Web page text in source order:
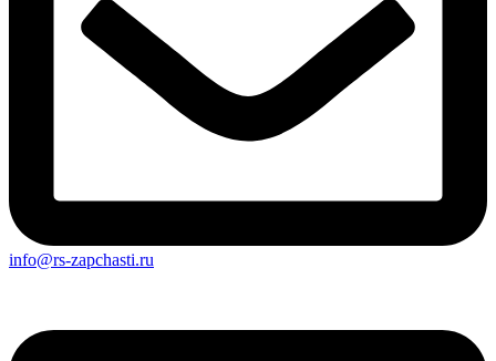
info@rs-zapchasti.ru